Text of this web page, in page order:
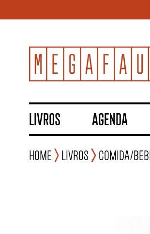
LIVROS AGENDA
Home Livros Comida/